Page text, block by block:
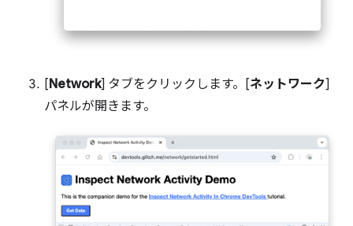
[Network] タブをクリックします。[ネットワーク]
パネルが開きます。